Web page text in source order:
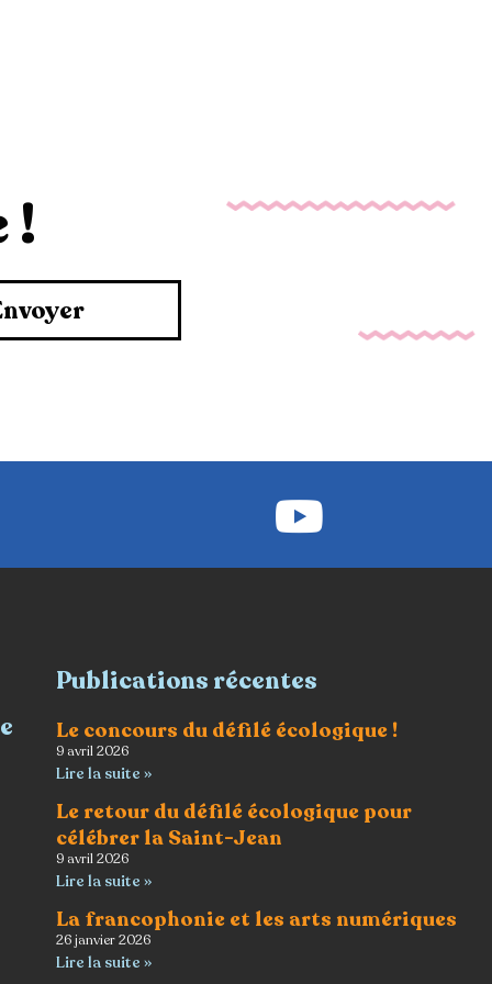
!
Publications récentes
Le concours du défilé écologique !
9 avril 2026
Lire la suite »
Le retour du défilé écologique pour
célébrer la Saint-Jean
9 avril 2026
Lire la suite »
La francophonie et les arts numériques
26 janvier 2026
Lire la suite »